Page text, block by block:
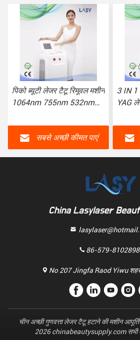
पिको ब्यूटी लेजर टैटू रिमूवल मशीन
1064nm 755nm 532nm
सबसे अच्छी कीमत पाएं
3 IN 1
YAG
China Lasylaser
86-579-
No 207 Jingfa Raod Yiwu
चीन अच्छी गुणवत्ता लेजर टैटू हटाने की मशीन
2026 chinabeautysupply.com सभी